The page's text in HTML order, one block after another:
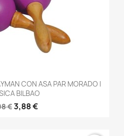
CON ASA PAR MORADO |
BILBAO
€3,88 €